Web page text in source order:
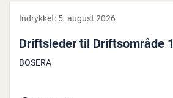
Indrykket: 5. august 2026
Drifts­le­der til Drifts­om­rå­de 1
BOSERA